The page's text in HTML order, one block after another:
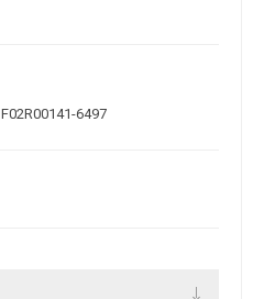
F02R00141-6497